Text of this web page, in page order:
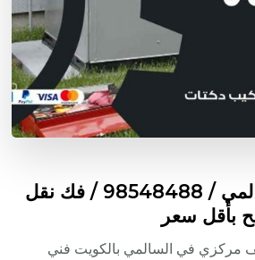
شركة تكييف السالمي / 98548488 / فك نقل
بأقل سعر
مركزي في السالمي بالكويت فني